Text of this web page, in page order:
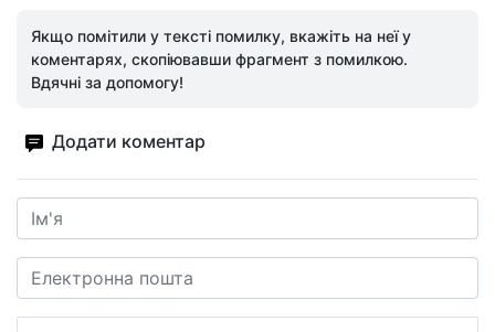
Якщо помітили у тексті помилку, вкажіть на неї у
коментарях, скопіювавши фрагмент з помилкою.
Вдячні за допомогу!
Додати коментар